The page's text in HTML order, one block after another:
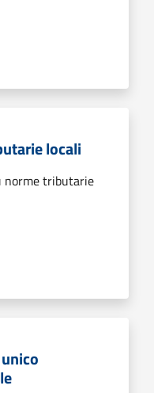
locali
norme tributarie